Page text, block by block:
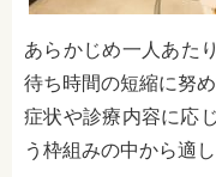
あらかじめ一人あた
待ち時間の短縮に努め
症状や診療内容に応
う枠組みの中から適